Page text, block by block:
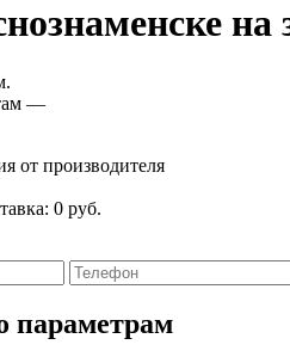
на
—
от производителя
0 руб.
параметрам